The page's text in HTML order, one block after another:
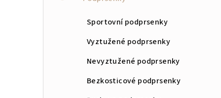
Sportovní podprsenky
Vyztužené podprsenky
Nevyztužené podprsenky
Bezkosticové podprsenky